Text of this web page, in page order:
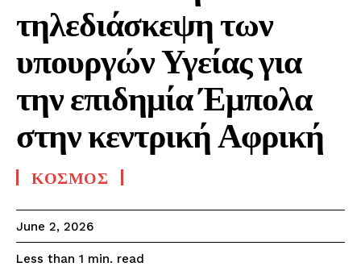
τηλεδιάσκεψη των
υπουργών Υγείας για
την επιδημία Έμπολα
στην κεντρική Αφρική
ΚΟΣΜΟΣ
June 2, 2026
Less than 1 min. read